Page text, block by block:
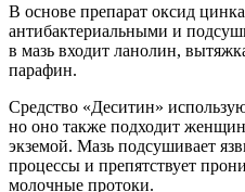
В основе препарат оксид
антибактериальными и
в мазь входит ланолин,
парафин.
Средство «Деситин»
но оно также подходит
экземой. Мазь подсушивает
процессы и препятствует
молочные протоки.